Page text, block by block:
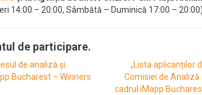
14:00 – 20:00, Sâmbătă – Duminică 17:00 –
de participare.
de analiză și
Bucharest – Winners
„Lista aplicanților
Comisiei de
cadrul iMapp